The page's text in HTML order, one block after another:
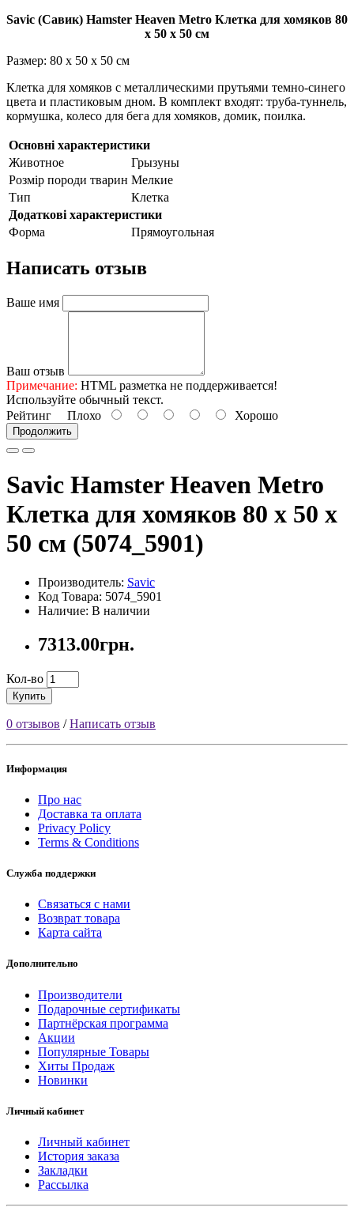
Savic (Савик) Hamster Heaven Metro Клетка для хомяков 80
х 50 х 50 см
Размер: 80 х 50 х 50 см
Клетка для хомяков с металлическими прутьями темно-синего
цвета и пластиковым дном. В комплект входят: труба-туннель,
кормушка, колесо для бега для хомяков, домик, поилка.
Основні характеристики
Животное
Грызуны
Розмір породи тварин Мелкие
Тип
Клетка
Додаткові характеристики
Форма
Прямоугольная
Написать отзыв
Ваше имя
Ваш отзыв
Примечание: HTML разметка не поддерживается!
Используйте обычный текст.
Рейтинг Плохо Хорошо
Продолжить
Savic Hamster Heaven Metro
Клетка для хомяков 80 х 50 х
50 см (5074_5901)
Производитель: Savic
Код Товара: 5074_5901
Наличие: В наличии
7313.00грн.
Кол-во
Купить
0 отзывов /Написать отзыв
Информация
Про нас
Доставка та оплата
Privacy Policy
Terms & Conditions
Служба поддержки
Связаться с нами
Возврат товара
Карта сайта
Дополнительно
Производители
Подарочные сертификаты
Партнёрская программа
Акции
Популярные Товары
Хиты Продаж
Новинки
Личный кабинет
Личный кабинет
История заказа
Закладки
Рассылка